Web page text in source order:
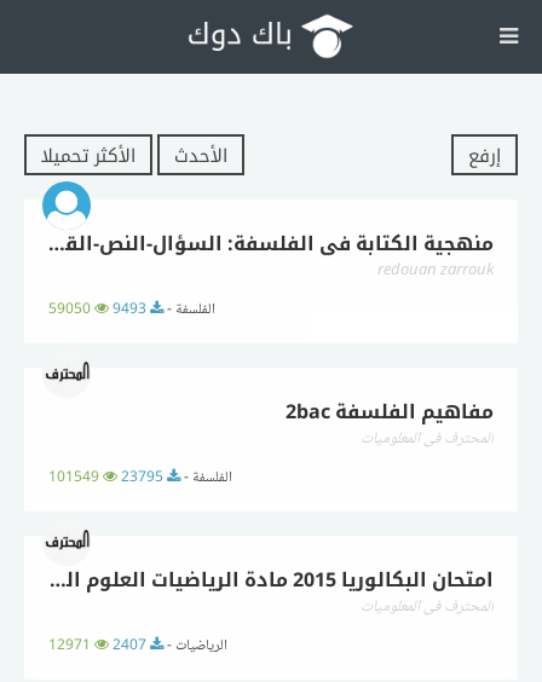
إرفع الأحدث الأكثر تحميلا
منهجية الكتابة في الفلسفة: السؤال-النص-القولة 'حميع الشعب'
redouan zarrouk
الفلسفة -
مفاهيم الفلسفة 2bac
المحترف في المعلوميات
الفلسفة -
امتحان البكالوريا 2015 مادة الرياضيات العلوم التجريبية
المحترف في المعلوميات
الرياضيات -